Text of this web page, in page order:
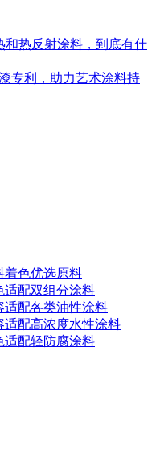
和热反射涂料，到底有什
专利，助力艺术涂料持
着色优选原料
适配双组分涂料
适配各类油性涂料
适配高浓度水性涂料
适配轻防腐涂料